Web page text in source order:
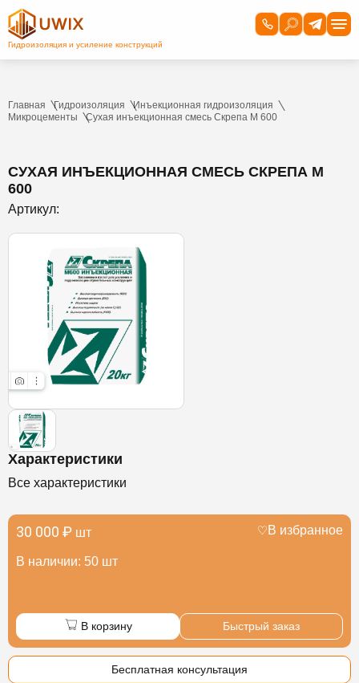
Главная Гидроизоляция
Инъекционная гидроизоляция
Микроцементы
Сухая инъекционная смесь Скрепа М 600
СУХАЯ ИНЪЕКЦИОННАЯ СМЕСЬ СКРЕПА М
600
Артикул:
Характеристики
Все характеристики
30 000 ₽ шт
В наличии: 50 шт
В избранное
В корзину Быстрый заказ
Бесплатная консультация